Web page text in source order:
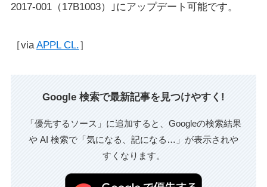
2017-001（17B1003）｣にアップデート可能です。
［viaAPPL CL.］
Google 検索で最新記事を見つけやすく!
「優先するソース」に追加すると、Googleの検索結果
や AI 検索で「気になる、記になる…」が表示されや
すくなります。